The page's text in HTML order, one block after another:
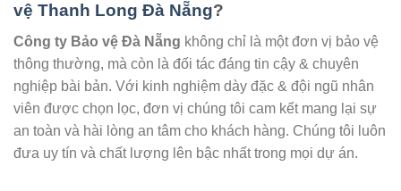
vệ Thanh Long Đà Nẵng?
Công ty Bảo vệ Đà Nẵng không chỉ là một đơn vị bảo vệ
thông thường, mà còn là đối tác đáng tin cậy & chuyên
nghiệp bài bản. Với kinh nghiệm dày đặc & đội ngũ nhân
viên được chọn lọc, đơn vị chúng tôi cam kết mang lại sự
an toàn và hài lòng an tâm cho khách hàng. Chúng tôi luôn
đưa uy tín và chất lượng lên bậc nhất trong mọi dự án.